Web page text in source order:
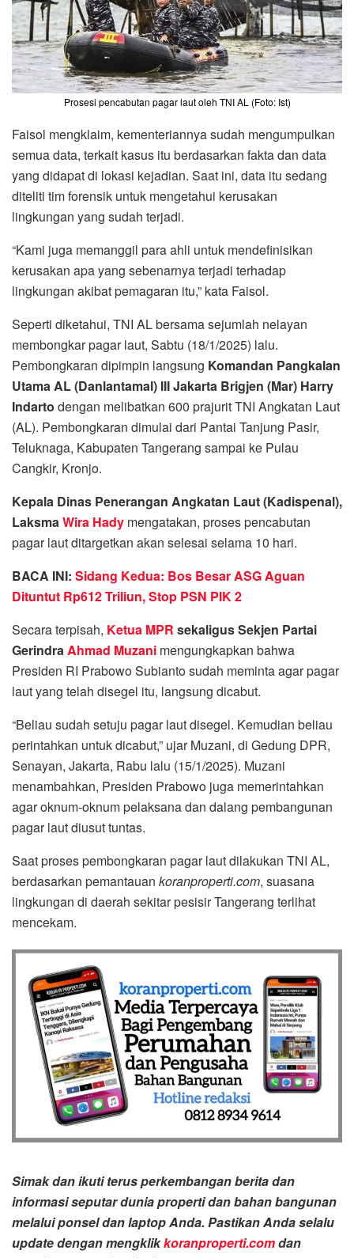
Prosesi pencabutan pagar laut oleh TNI AL (Foto: Ist)
Faisol mengklaim, kementeriannya sudah mengumpulkan
semua data, terkait kasus itu berdasarkan fakta dan data
yang didapat di lokasi kejadian. Saat ini, data itu sedang
diteliti tim forensik untuk mengetahui kerusakan
lingkungan yang sudah terjadi.
“Kami juga memanggil para ahli untuk mendefinisikan
kerusakan apa yang sebenarnya terjadi terhadap
lingkungan akibat pemagaran itu,” kata Faisol.
Seperti diketahui, TNI AL bersama sejumlah nelayan
membongkar pagar laut, Sabtu (18/1/2025) lalu.
Pembongkaran dipimpin langsung Komandan Pangkalan
Utama AL (Danlantamal) III Jakarta Brigjen (Mar) Harry
Indarto dengan melibatkan 600 prajurit TNI Angkatan Laut
(AL). Pembongkaran dimulai dari Pantai Tanjung Pasir,
Teluknaga, Kabupaten Tangerang sampai ke Pulau
Cangkir, Kronjo.
Kepala Dinas Penerangan Angkatan Laut (Kadispenal),
LaksmaWira Hady mengatakan, proses pencabutan
pagar laut ditargetkan akan selesai selama 10 hari.
BACA INI: Sidang Kedua: Bos Besar ASG Aguan
Dituntut Rp612 Triliun, Stop PSN PIK 2
Secara terpisah, Ketua MPR sekaligus Sekjen Partai
GerindraAhmad Muzani mengungkapkan bahwa
Presiden RI Prabowo Subianto sudah meminta agar pagar
laut yang telah disegel itu, langsung dicabut.
“Beliau sudah setuju pagar laut disegel. Kemudian beliau
perintahkan untuk dicabut,” ujar Muzani, di Gedung DPR,
Senayan, Jakarta, Rabu lalu (15/1/2025). Muzani
menambahkan, Presiden Prabowo juga memerintahkan
agar oknum-oknum pelaksana dan dalang pembangunan
pagar laut diusut tuntas.
Saat proses pembongkaran pagar laut dilakukan TNI AL,
berdasarkan pemantauan koranproperti.com, suasana
lingkungan di daerah sekitar pesisir Tangerang terlihat
mencekam.
Simak dan ikuti terus perkembangan berita dan
informasi seputar dunia properti dan bahan bangunan
melalui ponsel dan laptop Anda. Pastikan Anda selalu
update dengan mengklikkoranproperti.comdan